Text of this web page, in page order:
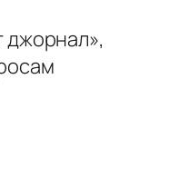
джорнал»,